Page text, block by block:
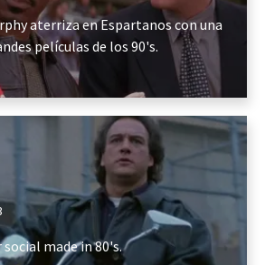
aterriza en Espartanos con una
películas de los 90's.
social made in 80's.